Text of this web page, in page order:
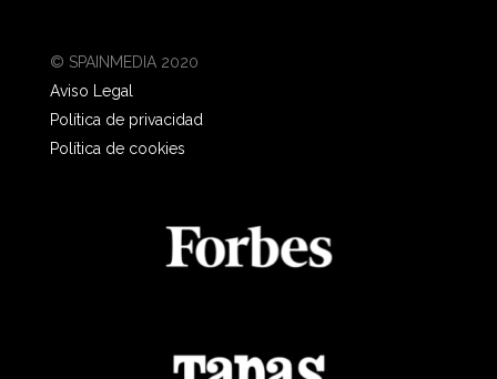
© SPAINMEDIA 2020
Aviso Legal
Política de privacidad
Política de cookies